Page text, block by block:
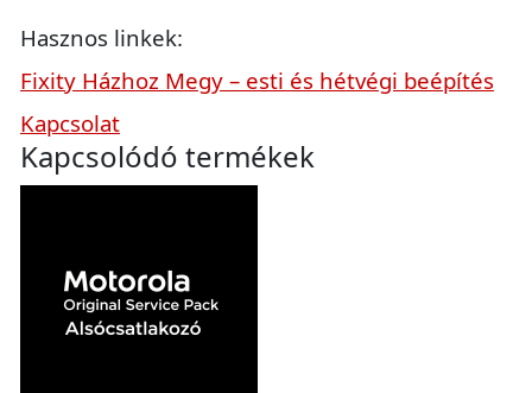
Hasznos linkek:
Fixity Házhoz Megy – esti és hétvégi beépítés
Kapcsolat
Kapcsolódó termékek